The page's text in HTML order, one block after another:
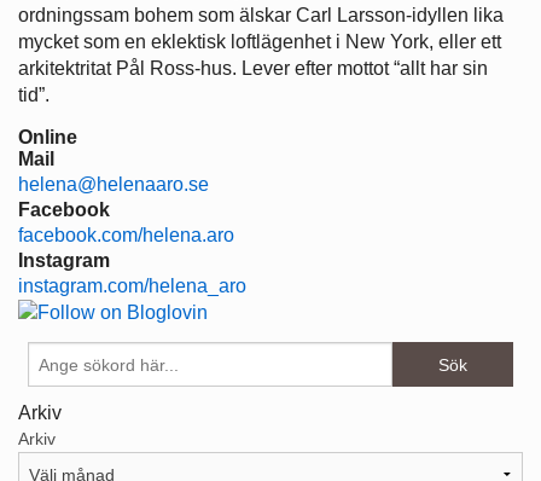
ordningssam bohem som älskar Carl Larsson-idyllen lika
mycket som en eklektisk loftlägenhet i New York, eller ett
arkitektritat Pål Ross-hus. Lever efter mottot “allt har sin
tid”.
Online
Mail
helena@helenaaro.se
Facebook
facebook.com/helena.aro
Instagram
instagram.com/helena_aro
Arkiv
Arkiv